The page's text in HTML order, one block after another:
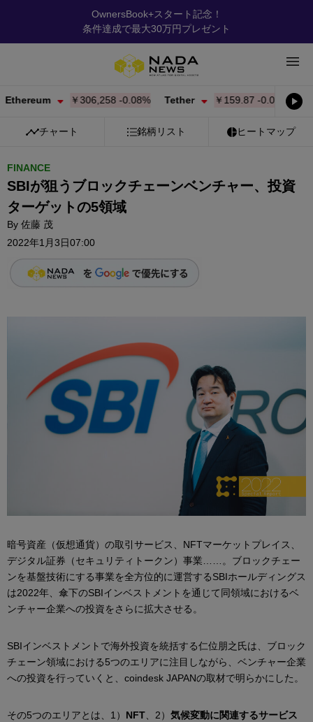
OwnersBook+スタート記念！
条件達成で最大30万円プレゼント
￥306,258-0.08% Tether ￥159.87-0.01% BNB
チャート 銘柄リスト ヒートマップ
FINANCE
SBIが狙うブロックチェーンベンチャー、投資
ターゲットの5領域
By 佐藤 茂
2022年1月3日07:00
暗号資産（仮想通貨）の取引サービス、NFTマーケットプレイス、
デジタル証券（セキュリティトークン）事業……。ブロックチェー
ンを基盤技術にする事業を全方位的に運営するSBIホールディングス
は2022年、傘下のSBIインベストメントを通じて同領域におけるベ
ンチャー企業への投資をさらに拡大させる。
SBIインベストメントで海外投資を統括する仁位朋之氏は、ブロック
チェーン領域における5つのエリアに注目しながら、ベンチャー企業
への投資を行っていくと、coindesk JAPANの取材で明らかにした。
その5つのエリアとは、1） NFT、2） 気候変動に関連するサービス